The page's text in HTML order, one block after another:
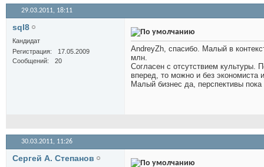
29.03.2011, 18:11
sql8
Кандидат
Регистрация
17.05.2009
Сообщений
20
AndreyZh, спасибо. Малый в
млн.
Согласен с отсутствием культуры.
вперед, то можно и без экономиста
Малый бизнес да, перспективы пока
30.03.2011, 11:26
Сергей А. Степанов